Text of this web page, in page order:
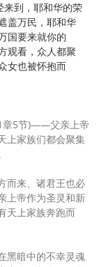
来到，耶和华的荣
盖万民，耶和华
国要来就你的
观看，众人都聚
女也被怀抱而
章5节)——父亲上帝
上家族们都会聚集
而来、诸君王也必
上帝作为圣灵和新
天上家族奔跑而
黑暗中的不幸灵魂